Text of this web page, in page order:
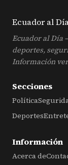
Ecuador al
Ecuador al Día
deportes,
Información
Secciones
Política
Deportes
Información
Acerca de